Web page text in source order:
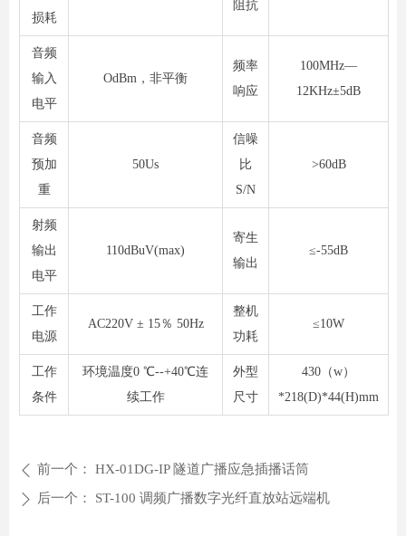
损耗
阻抗
音频
输入
电平
OdBm，非平衡
频率
响应
100MHz—
12KHz±5dB
音频
预加
重
50Us
信噪
比
S/N
>60dB
射频
输出
电平
110dBuV(max)
寄生
输出
≤-55dB
工作
电源
AC220V ± 15％ 50Hz
整机
功耗
≤10W
工作
条件
环境温度0 ℃--+40℃连
续工作
外型
尺寸
430（w）
*218(D)*44(H)mm
ꄴ 前一个： HX-01DG-IP 隧道广播应急插播话筒
ꄲ 后一个： ST-100 调频广播数字光纤直放站远端机